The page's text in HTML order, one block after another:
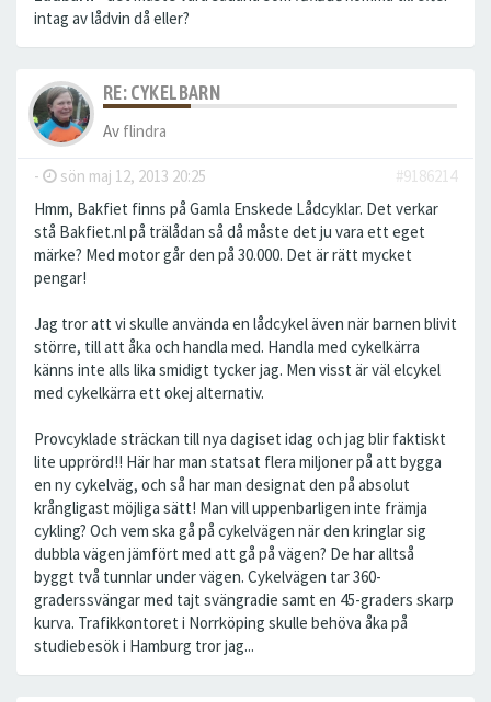
intag av lådvin då eller?
RE: CYKELBARN
Av flindra
- sön maj 12, 2013 20:25
#9186214
Hmm, Bakfiet finns på Gamla Enskede Lådcyklar. Det verkar
stå Bakfiet.nl på trälådan så då måste det ju vara ett eget
märke? Med motor går den på 30.000. Det är rätt mycket
pengar!
Jag tror att vi skulle använda en lådcykel även när barnen blivit
större, till att åka och handla med. Handla med cykelkärra
känns inte alls lika smidigt tycker jag. Men visst är väl elcykel
med cykelkärra ett okej alternativ.
Provcyklade sträckan till nya dagiset idag och jag blir faktiskt
lite upprörd!! Här har man statsat flera miljoner på att bygga
en ny cykelväg, och så har man designat den på absolut
krångligast möjliga sätt! Man vill uppenbarligen inte främja
cykling? Och vem ska gå på cykelvägen när den kringlar sig
dubbla vägen jämfört med att gå på vägen? De har alltså
byggt två tunnlar under vägen. Cykelvägen tar 360-
graderssvängar med tajt svängradie samt en 45-graders skarp
kurva. Trafikkontoret i Norrköping skulle behöva åka på
studiebesök i Hamburg tror jag...